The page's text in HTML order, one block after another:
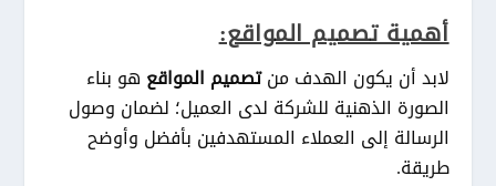
أهمية تصميم المواقع:
لابد أن يكون الهدف منتصميم المواقع هو بناء
الصورة الذهنية للشركة لدى العميل؛ لضمان وصول
الرسالة إلى العملاء المستهدفين بأفضل وأوضح
طريقة.